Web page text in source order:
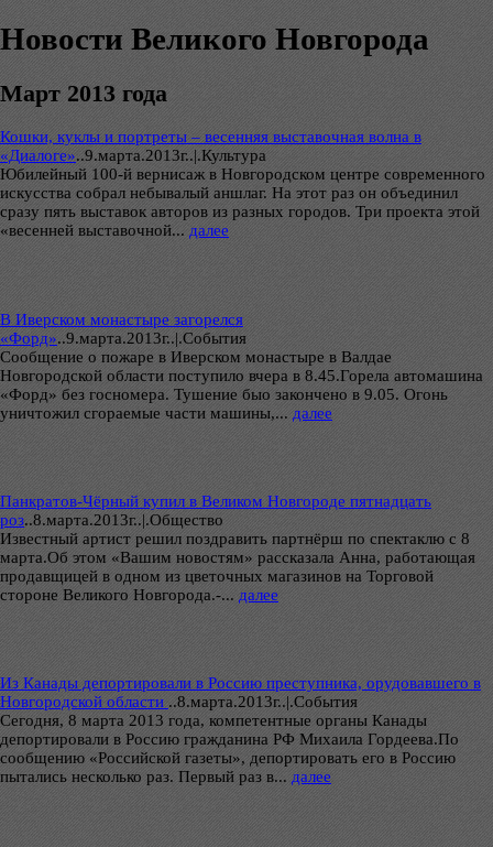
Новости Великого Новгорода
Март 2013 года
Кошки, куклы и портреты – весенняя выставочная волна в
«Диалоге»..9.марта.2013г..|.Культура
Юбилейный 100-й вернисаж в Новгородском центре современного
искусства собрал небывалый аншлаг. На этот раз он объединил
сразу пять выставок авторов из разных городов. Три проекта этой
«весенней выставочной... далее
В Иверском монастыре загорелся
«Форд»..9.марта.2013г..|.Cобытия
Сообщение о пожаре в Иверском монастыре в Валдае
Новгородской области поступило вчера в 8.45.Горела автомашина
«Форд» без госномера. Тушение быо закончено в 9.05. Огонь
уничтожил сгораемые части машины,... далее
Панкратов-Чёрный купил в Великом Новгороде пятнадцать
роз..8.марта.2013г..|.Общество
Известный артист решил поздравить партнёрш по спектаклю с 8
марта.Об этом «Вашим новостям» рассказала Анна, работающая
продавщицей в одном из цветочных магазинов на Торговой
стороне Великого Новгорода.-... далее
Из Канады депортировали в Россию преступника, орудовавшего в
Новгородской области ..8.марта.2013г..|.Cобытия
Сегодня, 8 марта 2013 года, компетентные органы Канады
депортировали в Россию гражданина РФ Михаила Гордеева.По
сообщению «Российской газеты», депортировать его в Россию
пытались несколько раз. Первый раз в... далее